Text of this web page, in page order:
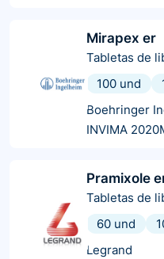
Mirapex er
Tabletas de
100 und
Boehringer
INVIMA
Pramixole
Tabletas de
60 und
Legrand